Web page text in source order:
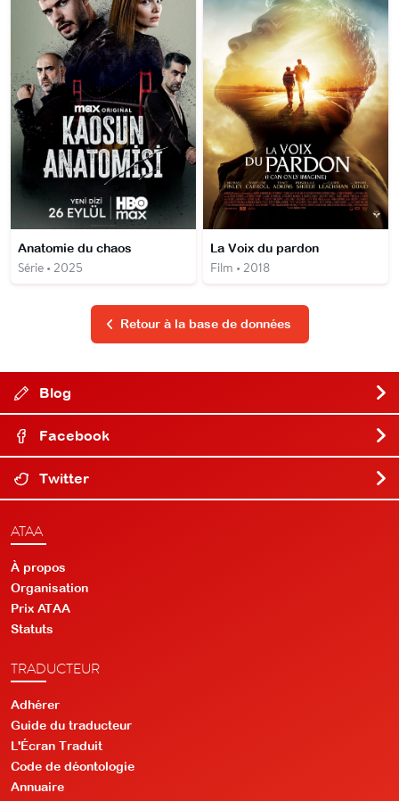
Anatomie du chaos
Série • 2025
La Voix du pardon
Film • 2018
Retour à la base de données
Blog
Facebook
Twitter
ATAA
À propos
Organisation
Prix ATAA
Statuts
TRADUCTEUR
Adhérer
Guide du traducteur
L'Écran Traduit
Code de déontologie
Annuaire